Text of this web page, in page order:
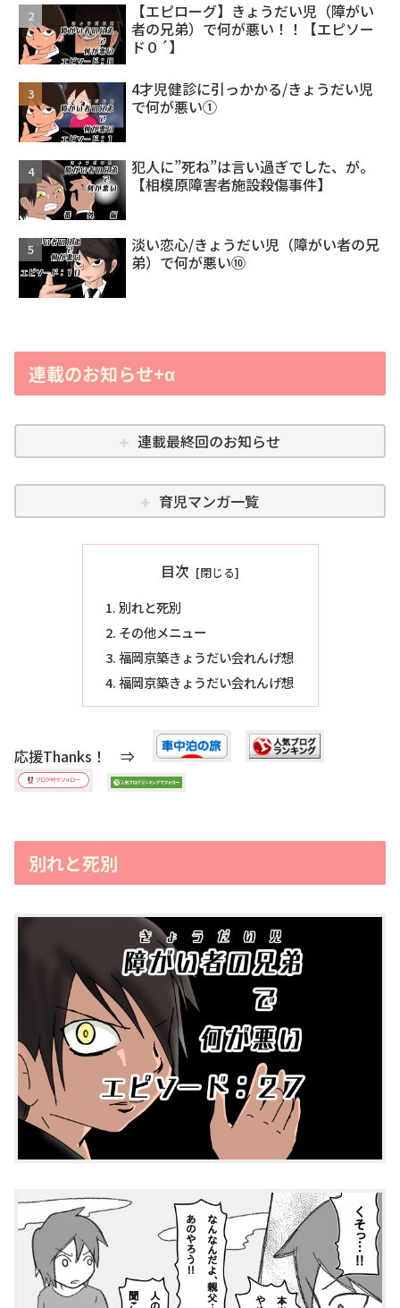
【エピローグ】きょうだい児（障がい
者の兄弟）で何が悪い！！【エピソー
ド０´】
4才児健診に引っかかる/きょうだい児
で何が悪い①
犯人に”死ね”は言い過ぎでした、が。
【相模原障害者施設殺傷事件】
淡い恋心/きょうだい児（障がい者の兄
弟）で何が悪い⑩
連載のお知らせ+α
連載最終回のお知らせ
育児マンガ一覧
目次
別れと死別
その他メニュー
福岡京築きょうだい会れんげ想
福岡京築きょうだい会れんげ想
応援Thanks！ ⇒
別れと死別